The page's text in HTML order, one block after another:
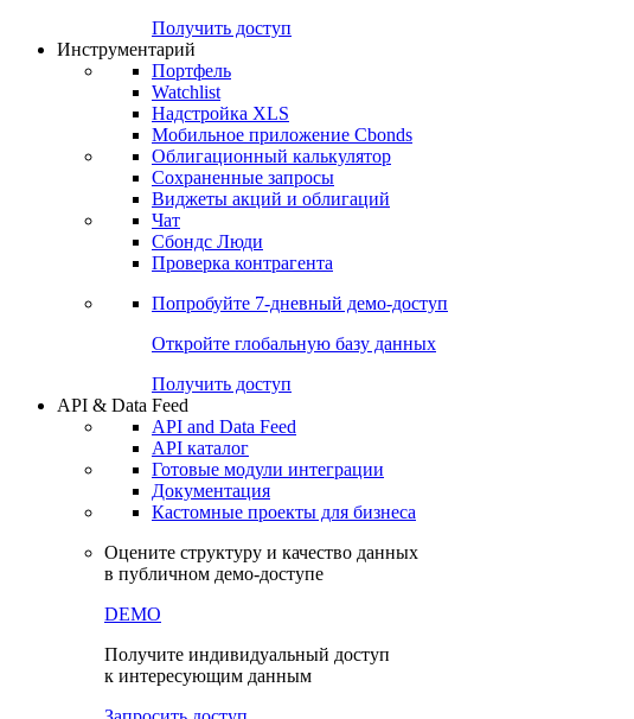
Получить доступ
Инструментарий
Портфель
Watchlist
Надстройка XLS
Мобильное приложение Cbonds
Облигационный калькулятор
Сохраненные запросы
Виджеты акций и облигаций
Чат
Сбондс Люди
Проверка контрагента
Попробуйте 7-дневный демо-доступ
Откройте глобальную базу данных
Получить доступ
API & Data Feed
API and Data Feed
API каталог
Готовые модули интеграции
Документация
Кастомные проекты для бизнеса
Оцените структуру и качество данных
в публичном демо-доступе
DEMO
Получите индивидуальный доступ
к интересующим данным